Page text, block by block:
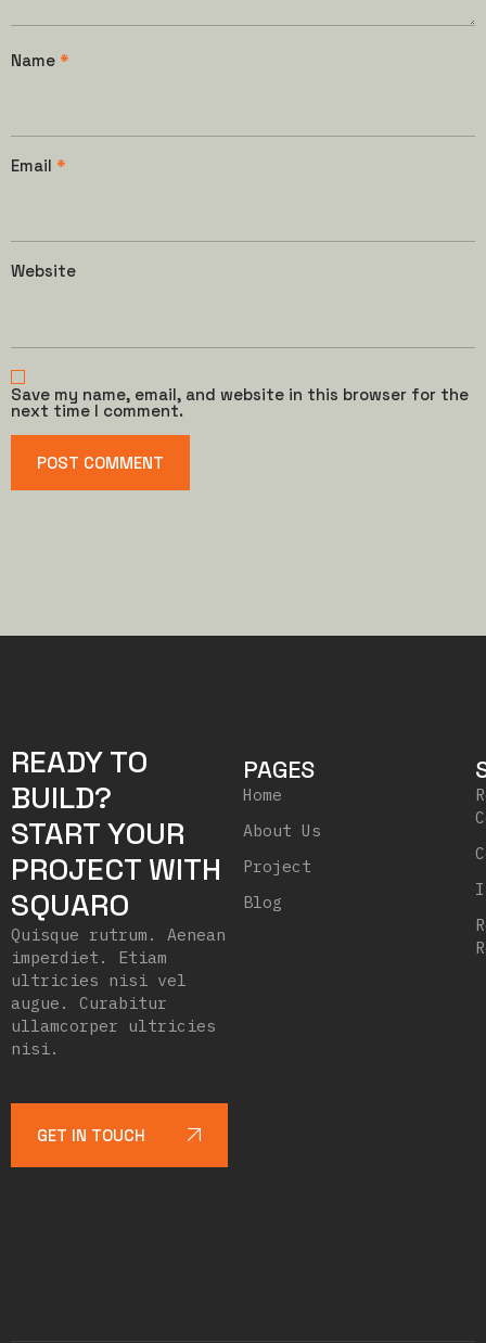
Name *
Email *
Website
Save my name, email, and website in this browser for the
next time I comment.
READY TO
BUILD?
START YOUR
PROJECT WITH
SQUARO
Quisque rutrum. Aenean
imperdiet. Etiam
ultricies nisi vel
augue. Curabitur
ullamcorper ultricies
nisi.
GET IN TOUCH
PAGES
Home
About Us
Project
Blog